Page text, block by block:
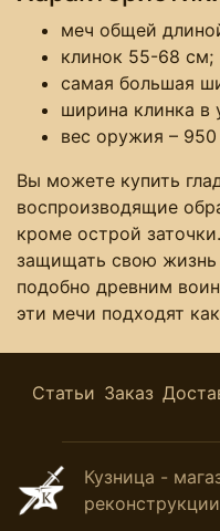
меч общей
клинок 55-68 см;
самая большая
ширина клинка в
вес оружия – 950
Вы можете купить
воспроизводящие
кроме острой
защищать свою жизнь
подобно древним
эти мечи подходят
Статьи Заказ
Кузница -